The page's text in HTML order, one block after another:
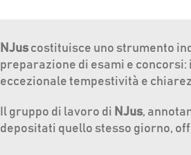
NJus costituisce uno strumento
preparazione di esami e
eccezionale tempestività e
Il gruppo di lavoro di NJus,
depositati quello stesso giorno,